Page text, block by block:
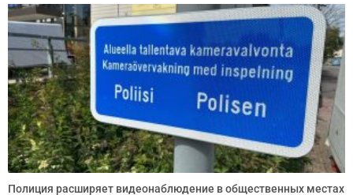
Полиция расширяет видеонаблюдение в общественных местах